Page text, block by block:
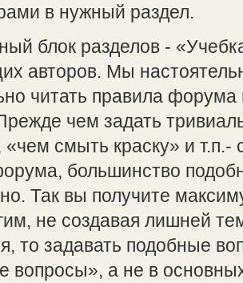
в нужный раздел.
блок разделов -
авторов. Мы
читать правила форума
чем задать
смыть краску» и т.п.-
большинство
Так вы получите
не создавая лишней
то задавать подобные
вопросы», а не в